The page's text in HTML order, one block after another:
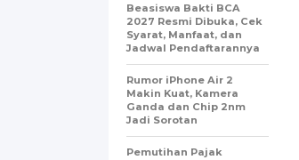
Beasiswa Bakti BCA
2027 Resmi Dibuka, Cek
Syarat, Manfaat, dan
Jadwal Pendaftarannya
Rumor iPhone Air 2
Makin Kuat, Kamera
Ganda dan Chip 2nm
Jadi Sorotan
Pemutihan Pajak